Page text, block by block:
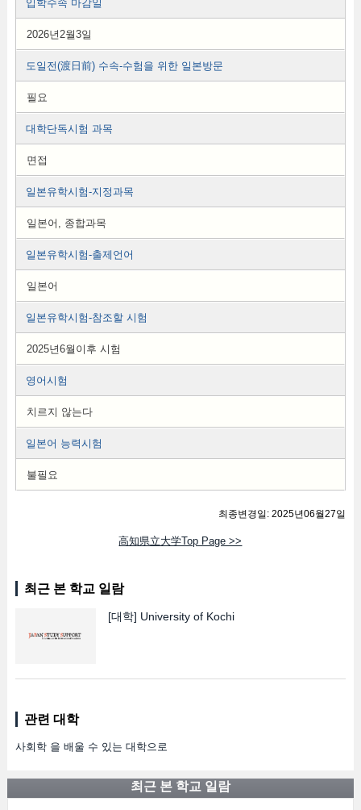
입학수속 마감일
2026년2월3일
도일전(渡日前) 수속-수험을 위한 일본방문
필요
대학단독시험 과목
면접
일본유학시험-지정과목
일본어, 종합과목
일본유학시험-출제언어
일본어
일본유학시험-참조할 시험
2025년6월이후 시험
영어시험
치르지 않는다
일본어 능력시험
불필요
최종변경일: 2025년06월27일
高知県立大学Top Page >>
최근 본 학교 일람
[대학] University of Kochi
관련 대학
사회학 을 배울 수 있는 대학으로
최근 본 학교 일람